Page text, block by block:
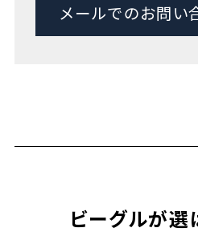
メールでのお問い
ビーグルが選